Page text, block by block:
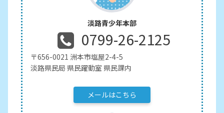
淡路青少年本部
0799-26-2125
〒656-0021 洲本市塩屋2-4-5
淡路県民局 県民躍動室 県民課内
メールはこちら